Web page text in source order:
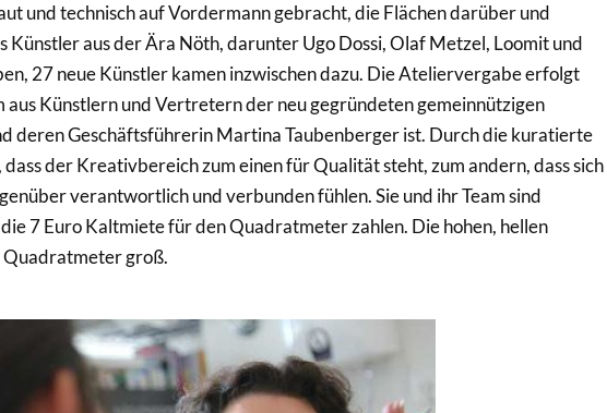
und technisch auf Vordermann gebracht, die Flächen darüber und
Künstler aus der Ära Nöth, darunter Ugo Dossi, Olaf Metzel, Loomit und
27 neue Künstler kamen inzwischen dazu. Die Ateliervergabe erfolgt
Künstlern und Vertretern der neu gegründeten gemeinnützigen
deren Geschäftsführerin Martina Taubenberger ist. Durch die kuratierte
der Kreativbereich zum einen für Qualität steht, zum andern, dass sich
verantwortlich und verbunden fühlen. Sie und ihr Team sind
7 Euro Kaltmiete für den Quadratmeter zahlen. Die hohen, hellen
Quadratmeter groß.